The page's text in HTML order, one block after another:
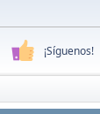
¡Síguenos!